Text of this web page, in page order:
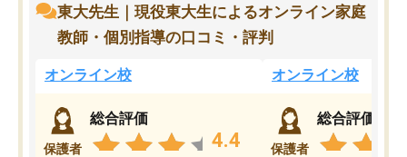
東大先生｜現役東大生によるオンライン家庭
教師・個別指導の口コミ・評判
オンライン校
保護者
総合評価
4.4
オンライン校
保護者
総合評価